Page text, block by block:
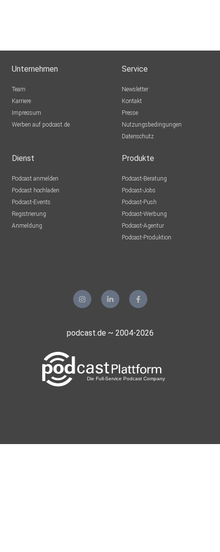
Unternehmen
Team
Karriere
Impressum
Werben auf podcast.de
Service
Newsletter
Kontakt
Presse
Nutzungsbedingungen
Datenschutz
Dienst
Podcast anmelden
Podcast hochladen
Podcast-Events
Registrierung
Anmeldung
Produkte
Podcast-Beratung
Podcast-Jobs
Podcast-Push
Podcast-Werbung
Podcast-Agentur
Podcast-Produktion
podcast.de ~ 2004-2026